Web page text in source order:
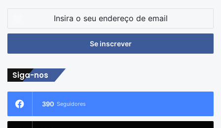
seu
de
Siga-nos
390 Seguidores